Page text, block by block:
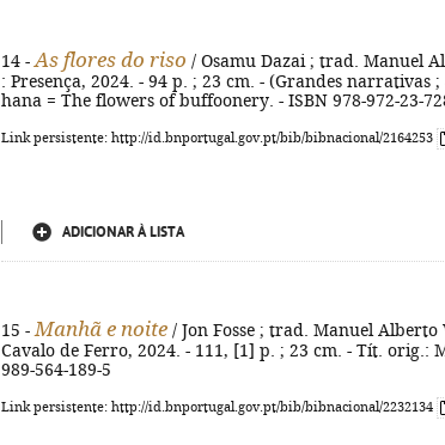
14 - As flores do riso / Osamu Dazai ; trad. Manuel
: Presença, 2024. - 94 p. ; 23 cm. - (Grandes narrativas
hana = The flowers of buffoonery. - ISBN 978-972-23-
Link persistente: http://id.bnportugal.gov.pt/bib/bibnacional/2164253
ADICIONAR À LISTA
15 - Manhã e noite / Jon Fosse ; trad. Manuel Alberto
Cavalo de Ferro, 2024. - 111, [1] p. ; 23 cm. - Tít. orig.:
989-564-189-5
Link persistente: http://id.bnportugal.gov.pt/bib/bibnacional/2232134